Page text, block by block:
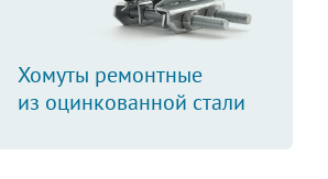
Хомуты ремонтные
из оцинкованной стали